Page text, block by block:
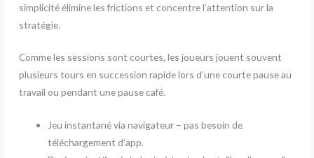
simplicité élimine les frictions et concentre l’attention sur la
stratégie.
Comme les sessions sont courtes, les joueurs jouent souvent
plusieurs tours en succession rapide lors d’une courte pause au
travail ou pendant une pause café.
Jeu instantané via navigateur – pas besoin de
téléchargement d’app.